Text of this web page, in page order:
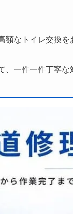
額なトイレ交換
、一件一件丁寧な